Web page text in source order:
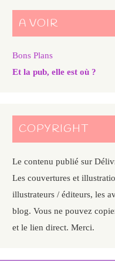
A VOIR
Bons Plans
Et la pub, elle est où ?
COPYRIGHT
Le contenu publié sur
Les couvertures et
illustrateurs / éditeurs, les
blog. Vous ne pouvez
et le lien direct. Merci.